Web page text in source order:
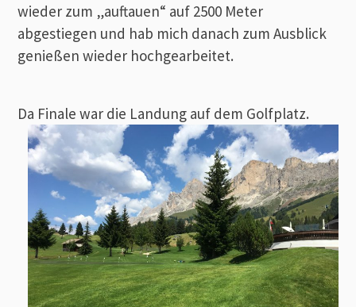
wieder zum „auftauen“ auf 2500 Meter
abgestiegen und hab mich danach zum Ausblick
genießen wieder hochgearbeitet.
Da Finale war die Landung auf dem Golfplatz.